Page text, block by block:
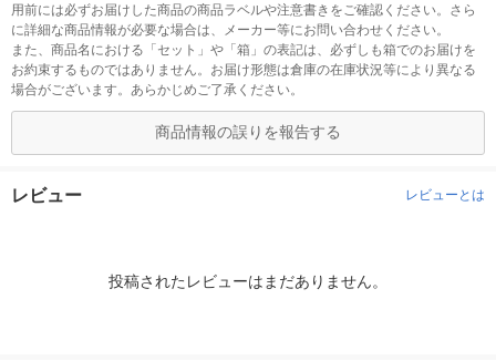
用前には必ずお届けした商品の商品ラベルや注意書きをご確認ください。さら
に詳細な商品情報が必要な場合は、メーカー等にお問い合わせください。
また、商品名における「セット」や「箱」の表記は、必ずしも箱でのお届けを
お約束するものではありません。お届け形態は倉庫の在庫状況等により異なる
場合がございます。あらかじめご了承ください。
商品情報の誤りを報告する
レビュー レビューとは
投稿されたレビューはまだありません。